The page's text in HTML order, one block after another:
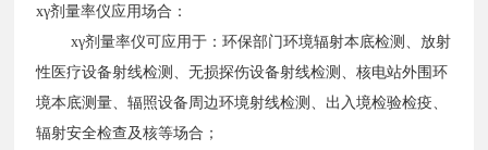
xγ剂量率仪应用场合：
xγ剂量率仪可应用于：环保部门环境辐射本底检测、放射
性医疗设备射线检测、无损探伤设备射线检测、核电站外围环
境本底测量、辐照设备周边环境射线检测、出入境检验检疫、
辐射安全检查及核等场合；